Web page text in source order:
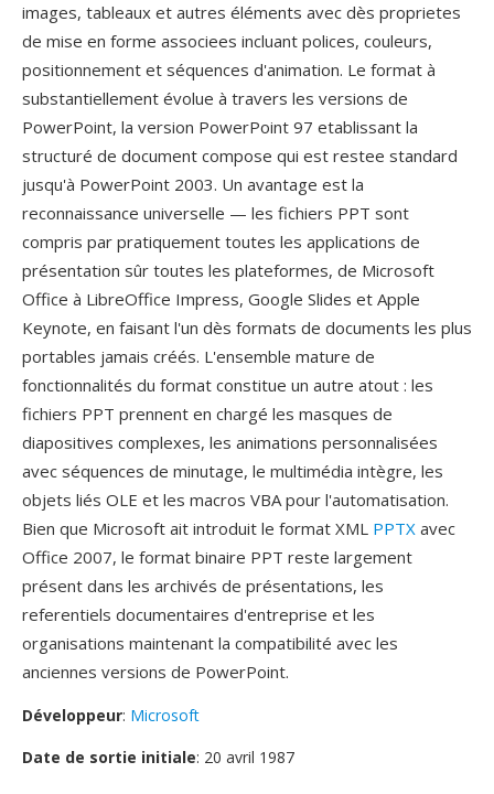
images, tableaux et autres éléments avec dès proprietes
de mise en forme associees incluant polices, couleurs,
positionnement et séquences d'animation. Le format à
substantiellement évolue à travers les versions de
PowerPoint, la version PowerPoint 97 etablissant la
structuré de document compose qui est restee standard
jusqu'à PowerPoint 2003. Un avantage est la
reconnaissance universelle — les fichiers PPT sont
compris par pratiquement toutes les applications de
présentation sûr toutes les plateformes, de Microsoft
Office à LibreOffice Impress, Google Slides et Apple
Keynote, en faisant l'un dès formats de documents les plus
portables jamais créés. L'ensemble mature de
fonctionnalités du format constitue un autre atout : les
fichiers PPT prennent en chargé les masques de
diapositives complexes, les animations personnalisées
avec séquences de minutage, le multimédia intègre, les
objets liés OLE et les macros VBA pour l'automatisation.
Bien que Microsoft ait introduit le format XML PPTX avec
Office 2007, le format binaire PPT reste largement
présent dans les archivés de présentations, les
referentiels documentaires d'entreprise et les
organisations maintenant la compatibilité avec les
anciennes versions de PowerPoint.
Développeur: Microsoft
Date de sortie initiale: 20 avril 1987